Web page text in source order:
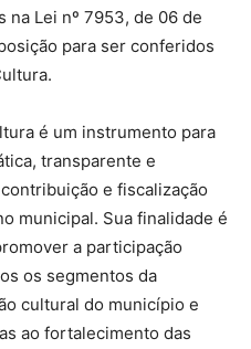
na Lei nº 7953, de 06 de
para ser conferidos
é um instrumento para
transparente e
e fiscalização
municipal. Sua finalidade é
a participação
os segmentos da
cultural do município e
ao fortalecimento das